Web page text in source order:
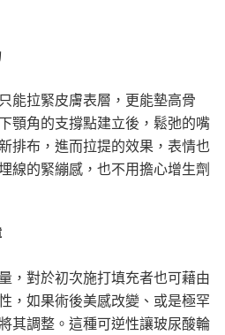
能拉緊皮膚表層，更能墊高骨
顎角的支撐點建立後，鬆弛的嘴
排布，進而拉提的效果，表情也
線的緊繃感，也不用擔心增生劑
，對於初次施打填充者也可藉由
，如果術後美感改變、或是極罕
其調整。這種可逆性讓玻尿酸輪